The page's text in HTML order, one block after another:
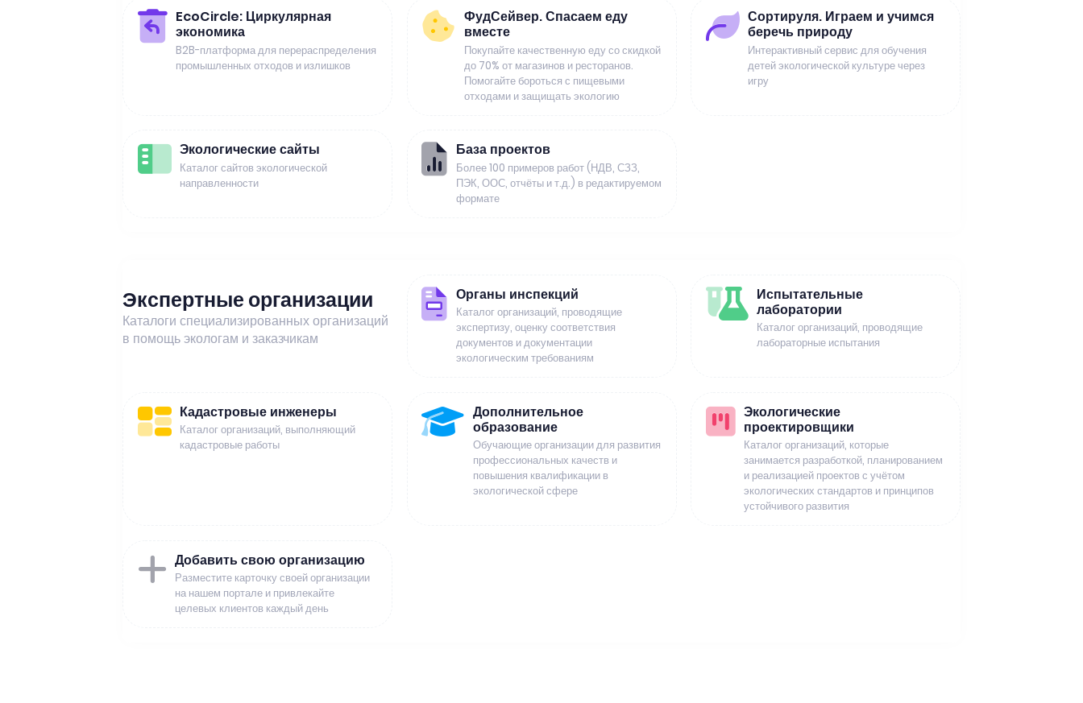
EcoCircle: Циркулярная
экономика
B2B-платформа для перераспределения
промышленных отходов и излишков
ФудСейвер. Спасаем еду
вместе
Покупайте качественную еду со скидкой
до 70% от магазинов и ресторанов.
Помогайте бороться с пищевыми
отходами и защищать экологию
Сортируля. Играем и учимся
беречь природу
Интерактивный сервис для обучения
детей экологической культуре через
игру
Экологические сайты
Каталог сайтов экологической
направленности
База проектов
Более 100 примеров работ (НДВ, СЗЗ,
ПЭК, ООС, отчёты и т.д.) в редактируемом
формате
Экспертные организации
Каталоги специализированных организаций
в помощь экологам и заказчикам
Органы инспекций
Каталог организаций, проводящие
экспертизу, оценку соответствия
документов и документации
экологическим требованиям
Испытательные
лаборатории
Каталог организаций, проводящие
лабораторные испытания
Кадастровые инженеры
Каталог организаций, выполняющий
кадастровые работы
Дополнительное
образование
Обучающие организации для развития
профессиональных качеств и
повышения квалификации в
экологической сфере
Экологические
проектировщики
Каталог организаций, которые
занимается разработкой, планированием
и реализацией проектов с учётом
экологических стандартов и принципов
устойчивого развития
Добавить свою организацию
Разместите карточку своей организации
на нашем портале и привлекайте
целевых клиентов каждый день